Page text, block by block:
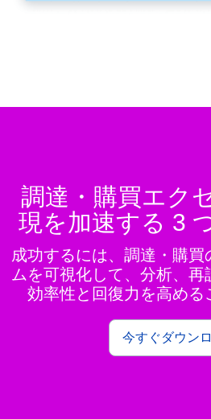
調達・購買エク
現を加速する 3
成功するには、調達・購
ムを可視化して、分析、再
効率性と回復力を高める
今すぐダウン